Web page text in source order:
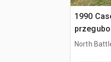
1990
North